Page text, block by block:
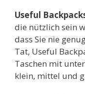
Useful
die nützlich sein
dass Sie nie
Tat, Useful
Taschen mit
klein, mittel und